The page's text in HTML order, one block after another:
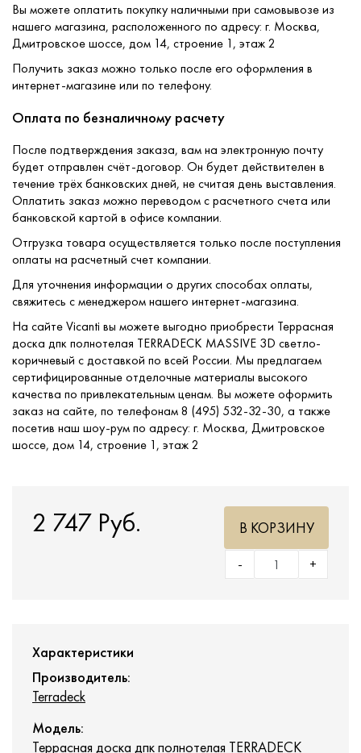
Вы можете оплатить покупку наличными при самовывозе из
нашего магазина, расположенного по адресу: г. Москва,
Дмитровское шоссе, дом 14, строение 1, этаж 2
Получить заказ можно только после его оформления в
интернет-магазине или по телефону.
Оплата по безналичному расчету
После подтверждения заказа, вам на электронную почту
будет отправлен счёт-договор. Он будет действителен в
течение трёх банковских дней, не считая день выставления.
Оплатить заказ можно переводом с расчетного счета или
банковской картой в офисе компании.
Отгрузка товара осуществляется только после поступления
оплаты на расчетный счет компании.
Для уточнения информации о других способах оплаты,
свяжитесь с менеджером нашего интернет-магазина.
На сайте Vicanti вы можете выгодно приобрести Террасная
доска дпк полнотелая TERRADECK MASSIVE 3D светло-
коричневый с доставкой по всей России. Мы предлагаем
сертифицированные отделочные материалы высокого
качества по привлекательным ценам. Вы можете оформить
заказ на сайте, по телефонам 8 (495) 532-32-30, а также
посетив наш шоу-рум по адресу: г. Москва, Дмитровское
шоссе, дом 14, строение 1, этаж 2
2 747 Руб.
+
-
В КОРЗИНУ
Характеристики
Производитель:
Terradeck
Модель:
Террасная доска дпк полнотелая TERRADECK